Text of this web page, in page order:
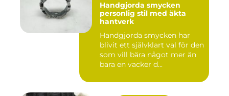
Handgjorda smycken
personlig stil med äkta
hantverk
Handgjorda smycken har
blivit ett självklart val för den
som vill bära något mer än
bara en vacker d...